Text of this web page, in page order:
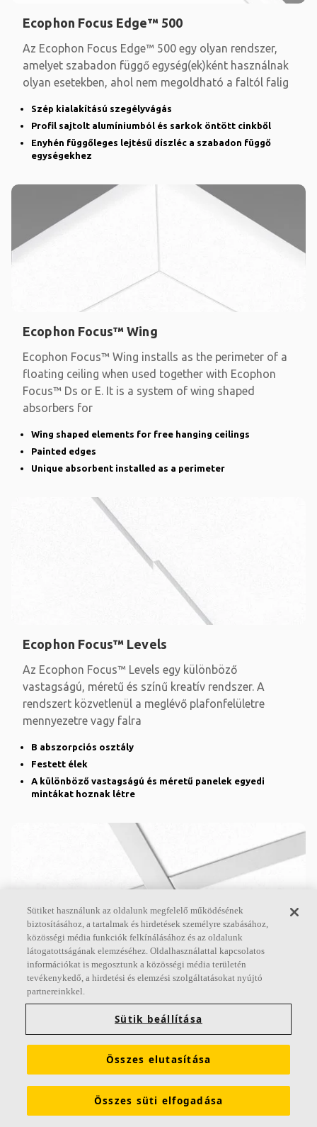
Ecophon Focus Edge™ 500
Az Ecophon Focus Edge™ 500 egy olyan rendszer,
amelyet szabadon függő egység(ek)ként használnak
olyan esetekben, ahol nem megoldható a faltól falig
Szép kialakítású szegélyvágás
Profil sajtolt alumíniumból és sarkok öntött cinkből
Enyhén függőleges lejtésű díszléc a szabadon függő
egységekhez
Ecophon Focus™ Wing
Ecophon Focus™ Wing installs as the perimeter of a
floating ceiling when used together with Ecophon
Focus™ Ds or E. It is a system of wing shaped
absorbers for
Wing shaped elements for free hanging ceilings
Painted edges
Unique absorbent installed as a perimeter
Ecophon Focus™ Levels
Az Ecophon Focus™ Levels egy különböző
vastagságú, méretű és színű kreatív rendszer. A
rendszert közvetlenül a meglévő plafonfelületre
mennyezetre vagy falra
B abszorpciós osztály
Festett élek
A különböző vastagságú és méretű panelek egyedi
mintákat hoznak létre
Ecophon Master™ A
Az Ecophon Master™ A látható rácsrendszerű.
Minden egyes lap könnyen leszerelhető. Alkalmas
ahol szigorú
A abszorpciós osztály
Nagy formátumban készül és könnyen leszerelhető
Sütiket használunk az oldalunk megfelelő működésének
biztosításához, a tartalmak és hirdetések személyre szabásához,
közösségi média funkciók felkínálásához és az oldalunk
látogatottságának elemzéséhez. Oldalhasználattal kapcsolatos
információkat is megosztunk a közösségi média területén
tevékenykedő, a hirdetési és elemzési szolgáltatásokat nyújtó
partnereinkkel.
Sütik beállítása
Összes elutasítása
Összes süti elfogadása